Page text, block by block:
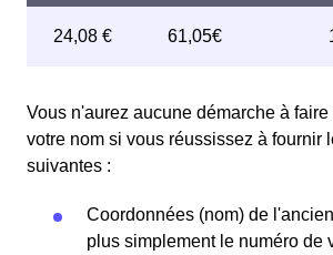
Vous n'aurez aucune démarche à faire
votre nom si vous réussissez à fournir
suivantes :
Coordonnées (nom) de
plus simplement le numéro de